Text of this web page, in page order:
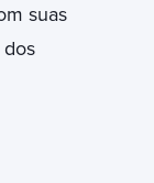
suas
dos